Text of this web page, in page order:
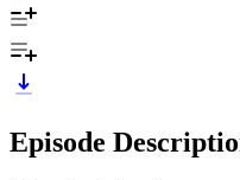
Episode